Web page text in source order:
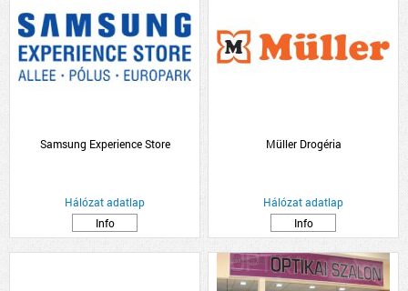
Samsung Experience Store
Hálózat adatlap
Info
Müller Drogéria
Hálózat adatlap
Info